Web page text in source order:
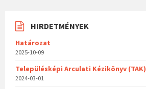
HIRDETMÉNYEK
Határozat
2025-10-09
Településképi Arculati Kézikönyv (TAK)
2024-03-01